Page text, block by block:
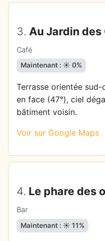
3. Au Jardin
Café
Maintenant : ☀️ 0%
Terrasse orientée
en face (47°), ciel
bâtiment voisin.
Voir sur Google Maps
4. Le phare des
Bar
Maintenant : ☀️ 11%